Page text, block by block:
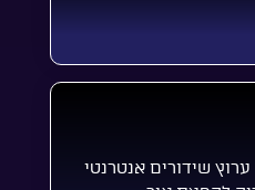
ערוץ שידורים אנטרנטי